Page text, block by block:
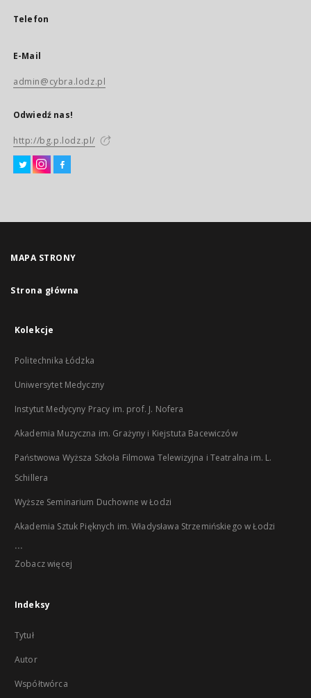
Telefon
E-Mail
admin@cybra.lodz.pl
Odwiedź nas!
http://bg.p.lodz.pl/
MAPA STRONY
Strona główna
Kolekcje
Politechnika Łódzka
Uniwersytet Medyczny
Instytut Medycyny Pracy im. prof. J. Nofera
Akademia Muzyczna im. Grażyny i Kiejstuta Bacewiczów
Państwowa Wyższa Szkoła Filmowa Telewizyjna i Teatralna im. L.
Schillera
Wyższe Seminarium Duchowne w Łodzi
Akademia Sztuk Pięknych im. Władysława Strzemińskiego w Łodzi
...
Zobacz więcej
Indeksy
Tytuł
Autor
Współtwórca